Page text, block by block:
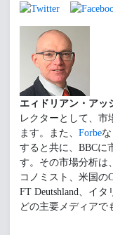
エィドリアン・アッ
レクターとして、市
ます。また、 Forbe
すると共に、BBCに
す。その市場分析は
コノミスト、米国の
FT Deutshland、イ
どの主要メディアで